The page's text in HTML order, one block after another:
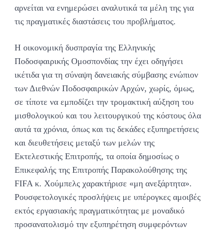
αρνείται να ενημερώσει αναλυτικά τα μέλη της για
τις πραγματικές διαστάσεις του προβλήματος.
Η οικονομική δυσπραγία της Ελληνικής
Ποδοσφαιρικής Ομοσπονδίας την έχει οδηγήσει
ικέτιδα για τη σύναψη δανειακής σύμβασης ενώπιον
των Διεθνών Ποδοσφαιρικών Αρχών, χωρίς, όμως,
σε τίποτε να εμποδίζει την τρομακτική αύξηση του
μισθολογικού και του λειτουργικού της κόστους όλα
αυτά τα χρόνια, όπως και τις δεκάδες εξυπηρετήσεις
και διευθετήσεις μεταξύ των μελών της
Εκτελεστικής Επιτροπής, τα οποία δημοσίως ο
Επικεφαλής της Επιτροπής Παρακολούθησης της
FIFA κ. Χούμπελς χαρακτήρισε «μη ανεξάρτητα».
Ρουσφετολογικές προσλήψεις με υπέρογκες αμοιβές
εκτός εργασιακής πραγματικότητας με μοναδικό
προσανατολισμό την εξυπηρέτηση συμφερόντων